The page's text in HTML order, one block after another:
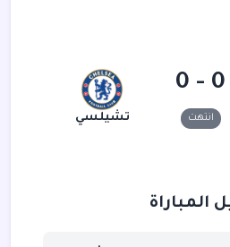
0 - 0
انتهت تشيلسي
المباراة